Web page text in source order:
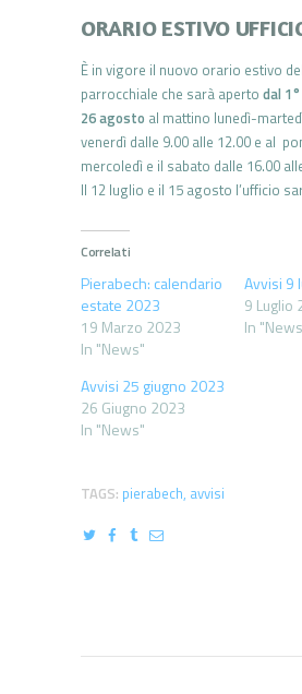
ORARIO ESTIVO
È in vigore il nuovo orario estivo
parrocchiale che sarà aperto dal
26 agosto al mattino lunedì-
venerdì dalle 9.00 alle 12.00 e al
mercoledì e il sabato dalle 16.00
Il 12 luglio e il 15 agosto l’ufficio
Correlati
Pierabech: calendario
estate 2023
19 Marzo 2023
In "News"
Avvisi 9
9 Luglio
In
Avvisi 25 giugno 2023
26 Giugno 2023
In "News"
TAGS: pierabech, avvisi